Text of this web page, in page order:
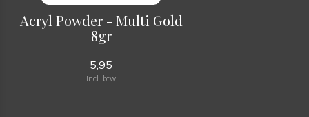
Acryl Powder - Multi Gold
8gr
5,95
Incl. btw